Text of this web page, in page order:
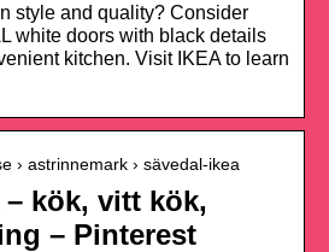
style and quality? Consider
white doors with black details
kitchen. Visit IKEA to learn
› astrinnemark › sävedal-ikea
– kök, vitt kök,
– Pinterest